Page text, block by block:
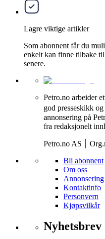
Lagre viktige artikler
Som abonnent får du
enkelt kan finne tilbake
senere.
Petro.no arbeider
god presseskikk
annonsering på
fra redaksjonelt
Petro.no AS ⎮
Bli abonnent
Om oss
Annonsering
Kontaktinfo
Personvern
Kjøpsvilkår
Nyhetsbrev